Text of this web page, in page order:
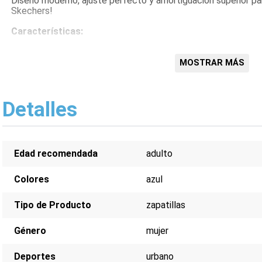
Skechers!
Características:
Ajuste perfecto
MOSTRAR MÁS
Detalles
Edad recomendada adulto
Colores azul
Tipo de Producto zapatillas
Género mujer
Deportes urbano